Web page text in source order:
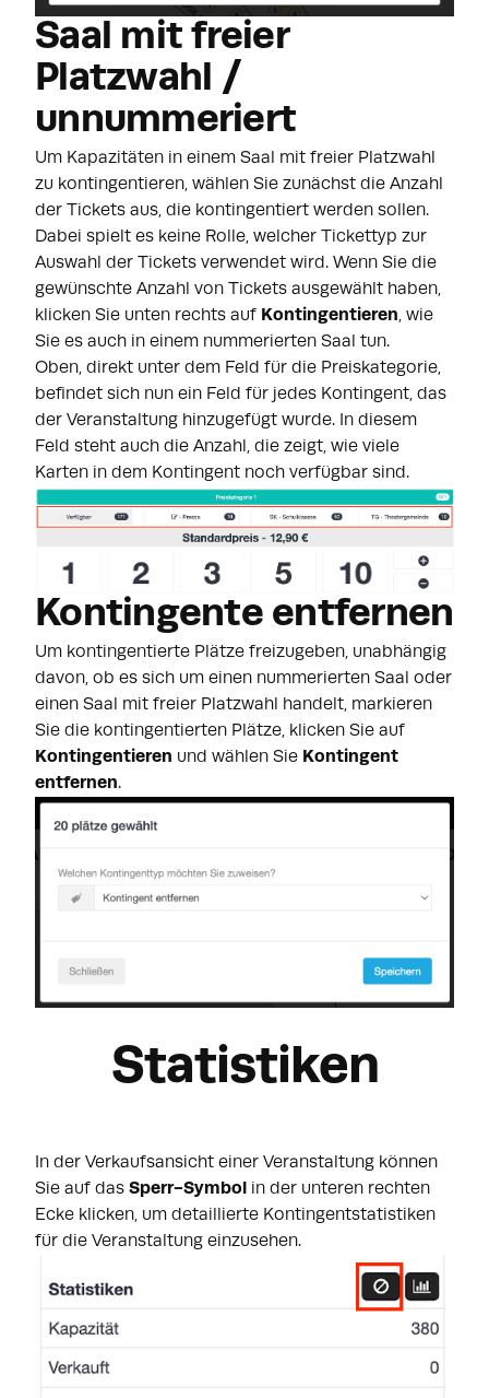
Saal mit freier
Platzwahl /
unnummeriert
Um Kapazitäten in einem Saal mit freier Platzwahl
zu kontingentieren, wählen Sie zunächst die Anzahl
der Tickets aus, die kontingentiert werden sollen.
Dabei spielt es keine Rolle, welcher Tickettyp zur
Auswahl der Tickets verwendet wird. Wenn Sie die
gewünschte Anzahl von Tickets ausgewählt haben,
klicken Sie unten rechts auf Kontingentieren, wie
Sie es auch in einem nummerierten Saal tun.
Oben, direkt unter dem Feld für die Preiskategorie,
befindet sich nun ein Feld für jedes Kontingent, das
der Veranstaltung hinzugefügt wurde. In diesem
Feld steht auch die Anzahl, die zeigt, wie viele
Karten in dem Kontingent noch verfügbar sind.
Kontingente entfernen
Um kontingentierte Plätze freizugeben, unabhängig
davon, ob es sich um einen nummerierten Saal oder
einen Saal mit freier Platzwahl handelt, markieren
Sie die kontingentierten Plätze, klicken Sie auf
Kontingentieren und wählen Sie Kontingent
entfernen.
Statistiken
In der Verkaufsansicht einer Veranstaltung können
Sie auf das Sperr-Symbol
in der unteren rechten
Ecke klicken, um detaillierte Kontingentstatistiken
für die Veranstaltung einzusehen.